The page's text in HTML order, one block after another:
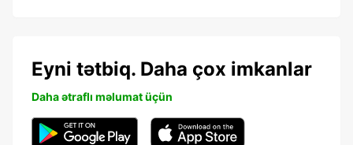
Eyni tətbiq. Daha çox imkanlar
Daha ətraflı məlumat üçün